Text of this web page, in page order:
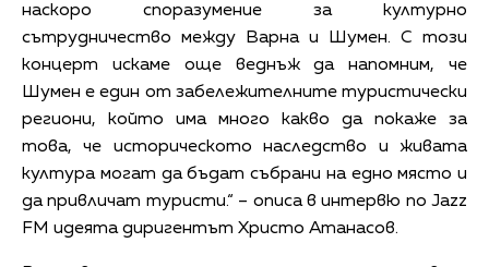
наскоро споразумение за културно
сътрудничество между Варна и Шумен. С този
концерт искаме още веднъж да напомним, че
Шумен е един от забележителните туристически
региони, който има много какво да покаже за
това, че историческото наследство и живата
култура могат да бъдат събрани на едно място и
да привличат туристи.“ – описа в интервю по Jazz
FM идеята диригентът Христо Атанасов.